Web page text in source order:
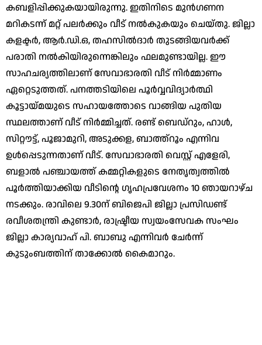
കബളിപ്പിക്കുകയായിരുന്നു. ഇതിനിടെ മുന്‍ഗണന
മറികടന്ന് മറ്റ് പലര്‍ക്കും വീട് നല്‍കുകയും ചെയ്തു. ജില്ലാ
കളക്ടര്‍, ആര്‍.ഡി.ഒ, തഹസില്‍ദാര്‍ തുടങ്ങിയവര്‍ക്ക്
പരാതി നല്‍കിയിരുന്നെങ്കിലും ഫലമുണ്ടായില്ല. ഈ
സാഹചര്യത്തിലാണ് സേവാഭാരതി വീട് നിര്‍മ്മാണം
ഏറ്റെടുത്തത്. പനത്തടിയിലെ പൂര്‍വ്വവിദ്യാര്‍ത്ഥി
കൂട്ടായ്മയുടെ സഹായത്തോടെ വാങ്ങിയ പുതിയ
സ്ഥലത്താണ് വീട് നിര്‍മ്മിച്ചത്. രണ്ട് ബെഡ്‌റും, ഹാള്‍,
സിറ്റൗട്ട്, പൂജാമുറി, അടുക്കള, ബാത്ത്‌റൂം എന്നിവ
ഉള്‍പ്പെടുന്നതാണ് വീട്. സേവാഭാരതി വെസ്റ്റ് എളേരി,
ബളാല്‍ പഞ്ചായത്ത് കമ്മറ്റികളുടെ നേതൃത്വത്തില്‍
പൂര്‍ത്തിയാക്കിയ വീടിന്റെ ഗൃഹപ്രവേശനം 10 ഞായറാഴ്ച
നടക്കും. രാവിലെ 9.30ന് ബിജെപി ജില്ലാ പ്രസിഡണ്ട്
രവീശതന്ത്രി കുണ്ടാര്‍, രാഷ്ട്രീയ സ്വയംസേവക സംഘം
ജില്ലാ കാര്യവാഹ് പി. ബാബു എന്നിവര്‍ ചേര്‍ന്ന്
കുടുംബത്തിന് താക്കോല്‍ കൈമാറും.